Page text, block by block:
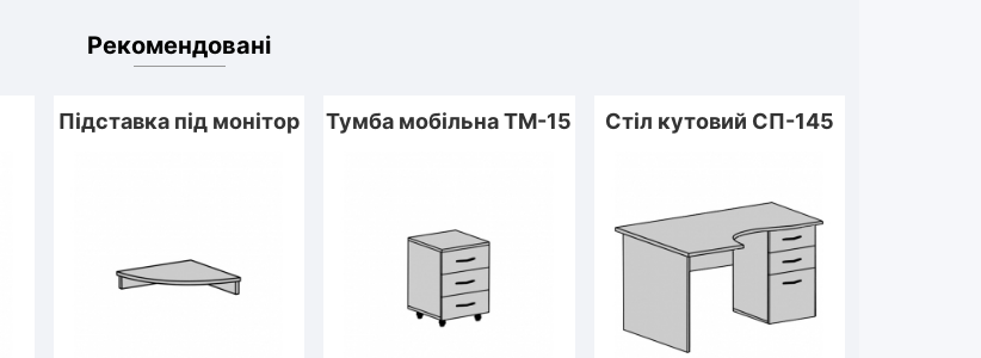
Рекомендовані
Підставка під монітор Тумба мобільна ТМ-15 Стіл кутовий СП-145